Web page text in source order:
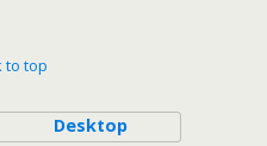
to top
Desktop